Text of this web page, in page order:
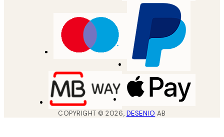
COPYRIGHT ©2026, DESENIO AB